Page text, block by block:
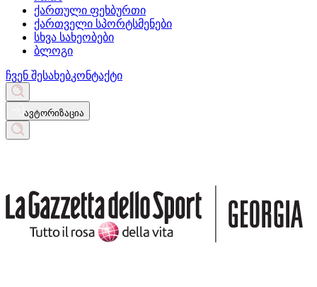
ქართული ფეხბურთი
ქართველი სპორტსმენები
სხვა სახეობები
ბლოგი
ჩვენ შესახებკონტაქტი
ავტორიზაცია